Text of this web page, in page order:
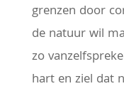
grenzen door
de natuur wil
zo
hart en ziel dat